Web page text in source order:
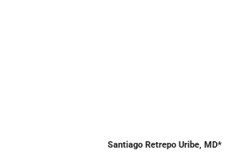
Santiago Retrepo Uribe, MD*